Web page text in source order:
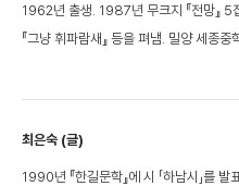
1962년 출생. 1987년 무크지 『전망』 5
『그냥 휘파람새』 등을 펴냄. 밀양 세종중
최은숙 (글)
1990년 『한길문학』에 시 「하남시」를